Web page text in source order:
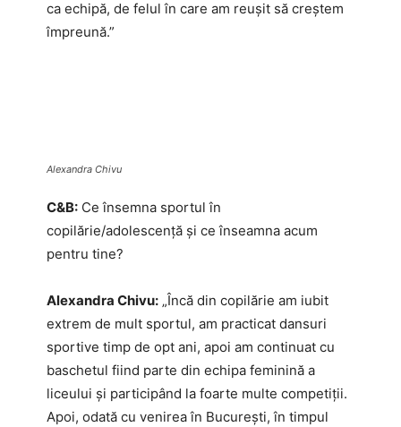
ca echipă, de felul în care am reușit să creștem
împreună.”
Alexandra Chivu
C&B: Ce însemna sportul în
copilărie/adolescență și ce înseamna acum
pentru tine?
Alexandra Chivu: „Încă din copilărie am iubit
extrem de mult sportul, am practicat dansuri
sportive timp de opt ani, apoi am continuat cu
baschetul fiind parte din echipa feminină a
liceului și participând la foarte multe competiții.
Apoi, odată cu venirea în București, în timpul